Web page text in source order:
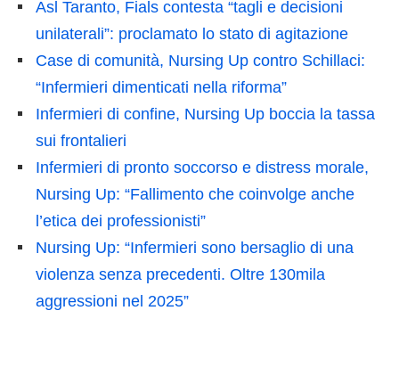
Asl Taranto, Fials contesta “tagli e decisioni
unilaterali”: proclamato lo stato di agitazione
Case di comunità, Nursing Up contro Schillaci:
“Infermieri dimenticati nella riforma”
Infermieri di confine, Nursing Up boccia la tassa
sui frontalieri
Infermieri di pronto soccorso e distress morale,
Nursing Up: “Fallimento che coinvolge anche
l’etica dei professionisti”
Nursing Up: “Infermieri sono bersaglio di una
violenza senza precedenti. Oltre 130mila
aggressioni nel 2025”